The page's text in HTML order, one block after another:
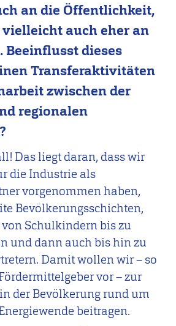
an die Öffentlichkeit,
auch eher an
Beeinflusst dieses
Transferaktivitäten
zwischen der
regionalen
Das liegt daran, dass wir
die Industrie als
vorgenommen haben,
Bevölkerungsschichten,
Schulkindern bis zu
und dann auch bis hin zu
Damit wollen wir – so
vor – zur
der Bevölkerung rund um
beitragen.